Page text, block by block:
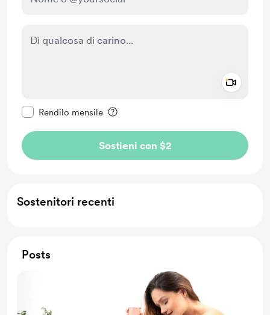
Rendilo mensile
Sostieni con $2
Sostenitori recenti
Posts